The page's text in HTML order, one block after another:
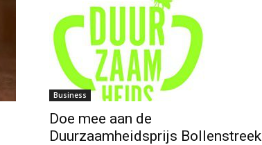
Business
Doe mee aan de
Duurzaamheidsprijs Bollenstreek